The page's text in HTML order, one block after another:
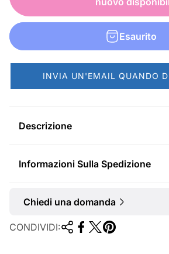
o
r
m
a
l
Esaurito
INVIA UN'EMAIL QUANDO
Descrizione
Informazioni Sulla Spedizione
Chiedi una domanda
CONDIVIDI: